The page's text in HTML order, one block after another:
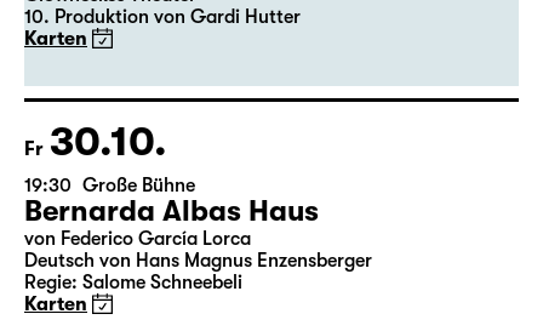
20:00 Große Bühne
Gastspiel Lachmesse
gardiZERO
Clowneskes Theater
10. Produktion von Gardi Hutter
Karten
Fr 30.10.
19:30 Große Bühne
Bernarda Albas Haus